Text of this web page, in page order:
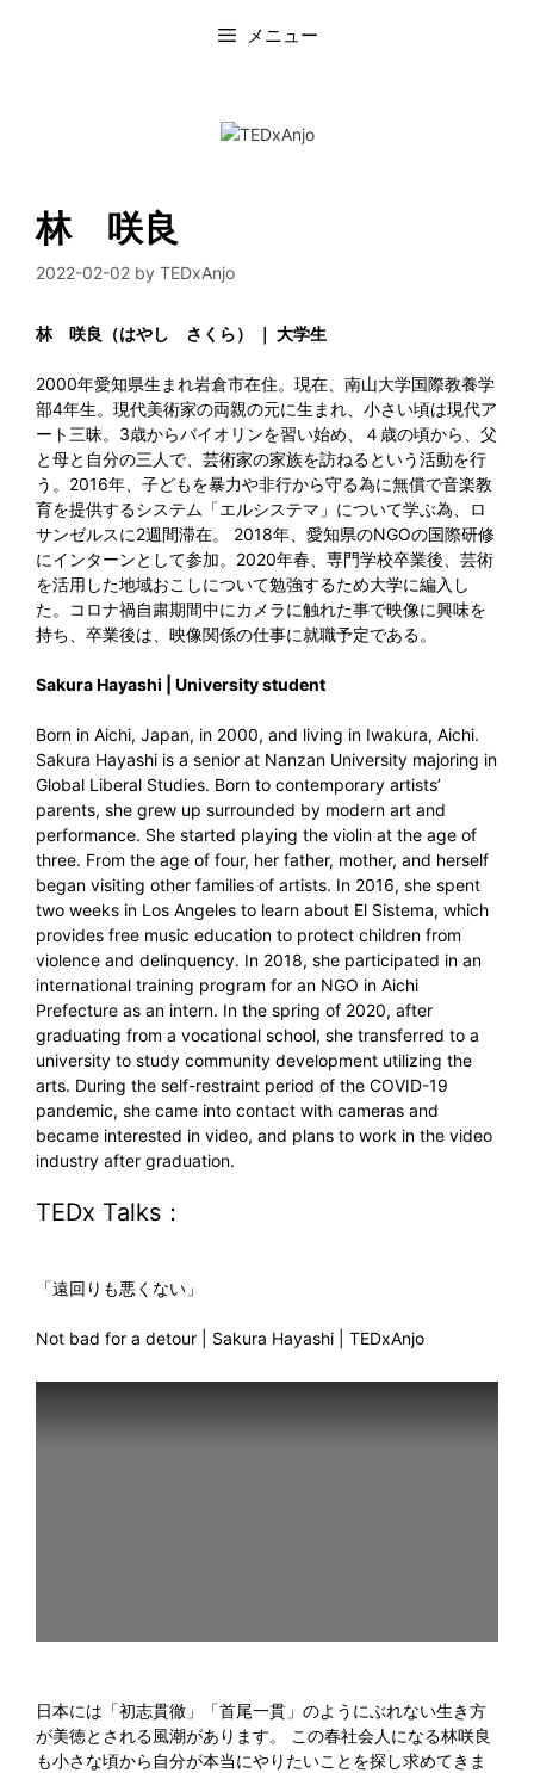
メニュー
林 咲良
2022-02-02 by TEDxAnjo
林 咲良（はやし さくら） ｜ 大学生
2000年愛知県生まれ岩倉市在住。現在、南山大学国際教養学
部4年生。現代美術家の両親の元に生まれ、小さい頃は現代ア
ート三昧。3歳からバイオリンを習い始め、４歳の頃から、父
と母と自分の三人で、芸術家の家族を訪ねるという活動を行
う。2016年、子どもを暴力や非行から守る為に無償で音楽教
育を提供するシステム「エルシステマ」について学ぶ為、ロ
サンゼルスに2週間滞在。 2018年、愛知県のNGOの国際研修
にインターンとして参加。2020年春、専門学校卒業後、芸術
を活用した地域おこしについて勉強するため大学に編入し
た。コロナ禍自粛期間中にカメラに触れた事で映像に興味を
持ち、卒業後は、映像関係の仕事に就職予定である。
Sakura Hayashi | University student
Born in Aichi, Japan, in 2000, and living in Iwakura, Aichi.
Sakura Hayashi is a senior at Nanzan University majoring in
Global Liberal Studies. Born to contemporary artists’
parents, she grew up surrounded by modern art and
performance. She started playing the violin at the age of
three. From the age of four, her father, mother, and herself
began visiting other families of artists. In 2016, she spent
two weeks in Los Angeles to learn about El Sistema, which
provides free music education to protect children from
violence and delinquency. In 2018, she participated in an
international training program for an NGO in Aichi
Prefecture as an intern. In the spring of 2020, after
graduating from a vocational school, she transferred to a
university to study community development utilizing the
arts. During the self-restraint period of the COVID-19
pandemic, she came into contact with cameras and
became interested in video, and plans to work in the video
industry after graduation.
TEDx Talks：
「遠回りも悪くない」
Not bad for a detour | Sakura Hayashi | TEDxAnjo
日本には「初志貫徹」「首尾一貫」のようにぶれない生き方
が美徳とされる風潮があります。 この春社会人になる林咲良
も小さな頃から自分が本当にやりたいことを探し求めてきま